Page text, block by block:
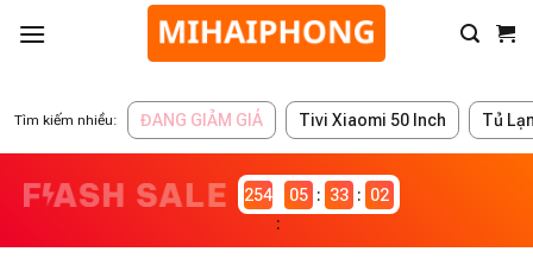
Tìm kiếm nhiều: ĐANG GIẢM GIÁ Tivi Xiaomi 50 Inch Tủ
2546983
05 33 01